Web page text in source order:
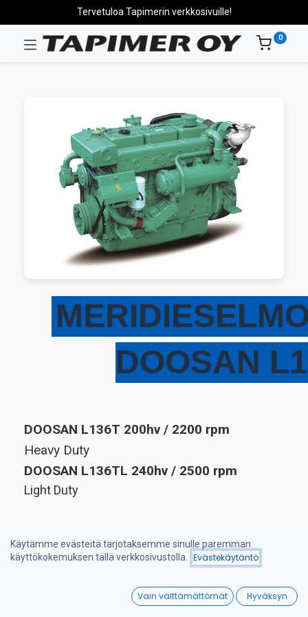
Wishlist
Tervetuloa Tapimerin verkkosivuille!
0
DOOSAN
DOOSAN L136T 200hv / 2200 rpm
Heavy Duty
DOOSAN L136TL 240hv / 2500 rpm
Light Duty
Käytämme evästeitä tarjotaksemme sinulle paremman
käyttökokemuksen tällä verkkosivustolla.
Evästekäytäntö
Vain välttämättömät Hyväksyn